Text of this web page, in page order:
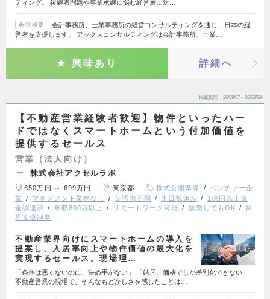
ティング。 後継者問題や事業承継に悩む経営層に対…
会社概要
会計事務所、士業事務所の経営コンサルティングを通じ、日本の経
営者を支援します。 アックスコンサルティングは会計事務所、士業…
興味あり 詳細へ
掲載期間 26/08/07～26/08/20
【不動産営業経験者歓迎】物件といったハー
ドではなくスマートホームという付加価値を
提供するセールス
営業（法人向け）
株式会社アクセルラボ
650万円 ～ 699万円 東京都 株式公開準備
ベンチャー企
業
マネジメント業務なし 英語力不問 土日祝休み
1億円以上資
金調達済
年収600万以上 リモートワーク可能 副業してもOK
育
児支援制度
不動産業界向けにスマートホームの導入を
提案し、入居率向上や物件価値の最大化を
実現するセールス。現場理…
「条件は悪くないのに、決め手がない」 「結局、価格でしか差別化できない」
不動産営業の現場で、そんなもどかしさを感じたことは…